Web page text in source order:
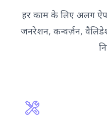
हर काम के लिए अलग ऐप
जनरेशन, कन्वर्ज़न,